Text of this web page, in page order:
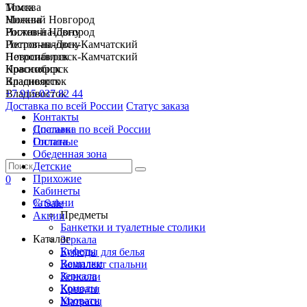
Москва
Нижний Новгород
Ростов-на-Дону
Петропавловск-Камчатский
Новосибирск
Красноярск
Владивосток
+7 915 037 82 44
Доставка по всей России Статус заказа
Спальни
Гостиные
Обеденная зона
Детские
Прихожие
Кабинеты
% Sale
Акции
Каталог
Буфеты
Вешалки
Зеркала
Комоды
Кровати
Томск
Москва
Нижний Новгород
Ростов-на-Дону
Петропавловск-Камчатский
Новосибирск
Красноярск
Владивосток
Контакты
Доставка по всей России
Оплата
0
Спальни
Предметы
Банкетки и туалетные столики
Зеркала
Комоды для белья
Комплект спальни
Консоли
Кровати
Матрасы